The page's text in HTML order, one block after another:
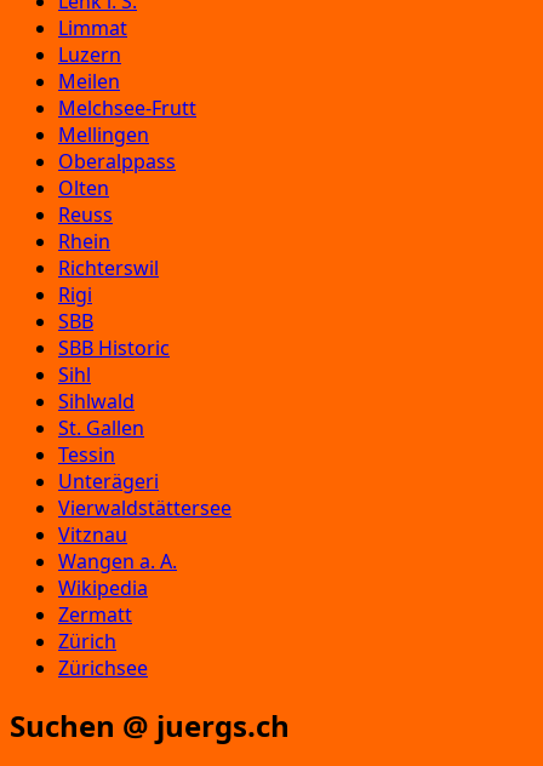
Limmat
Luzern
Meilen
Melchsee-Frutt
Mellingen
Oberalppass
Olten
Reuss
Rhein
Richterswil
Rigi
SBB
SBB Historic
Sihl
Sihlwald
St. Gallen
Tessin
Unterägeri
Vierwaldstättersee
Vitznau
Wangen a. A.
Wikipedia
Zermatt
Zürich
Zürichsee
Suchen @ juergs.ch